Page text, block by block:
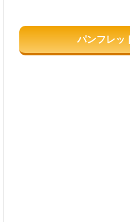
パンフレッ